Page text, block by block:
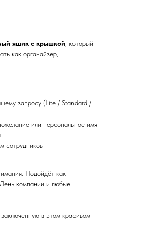
ящик с крышкой , который
как органайзер,
запросу (Lite / Standard /
или персональное имя
сотрудников
Подойдёт как
компании и любые
в этом красивом